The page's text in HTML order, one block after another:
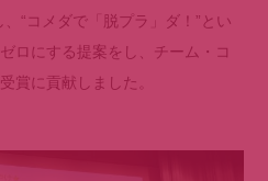
“コメダで「脱プラ」ダ！”とい
ロにする提案をし、チーム・コ
賞に貢献しました。